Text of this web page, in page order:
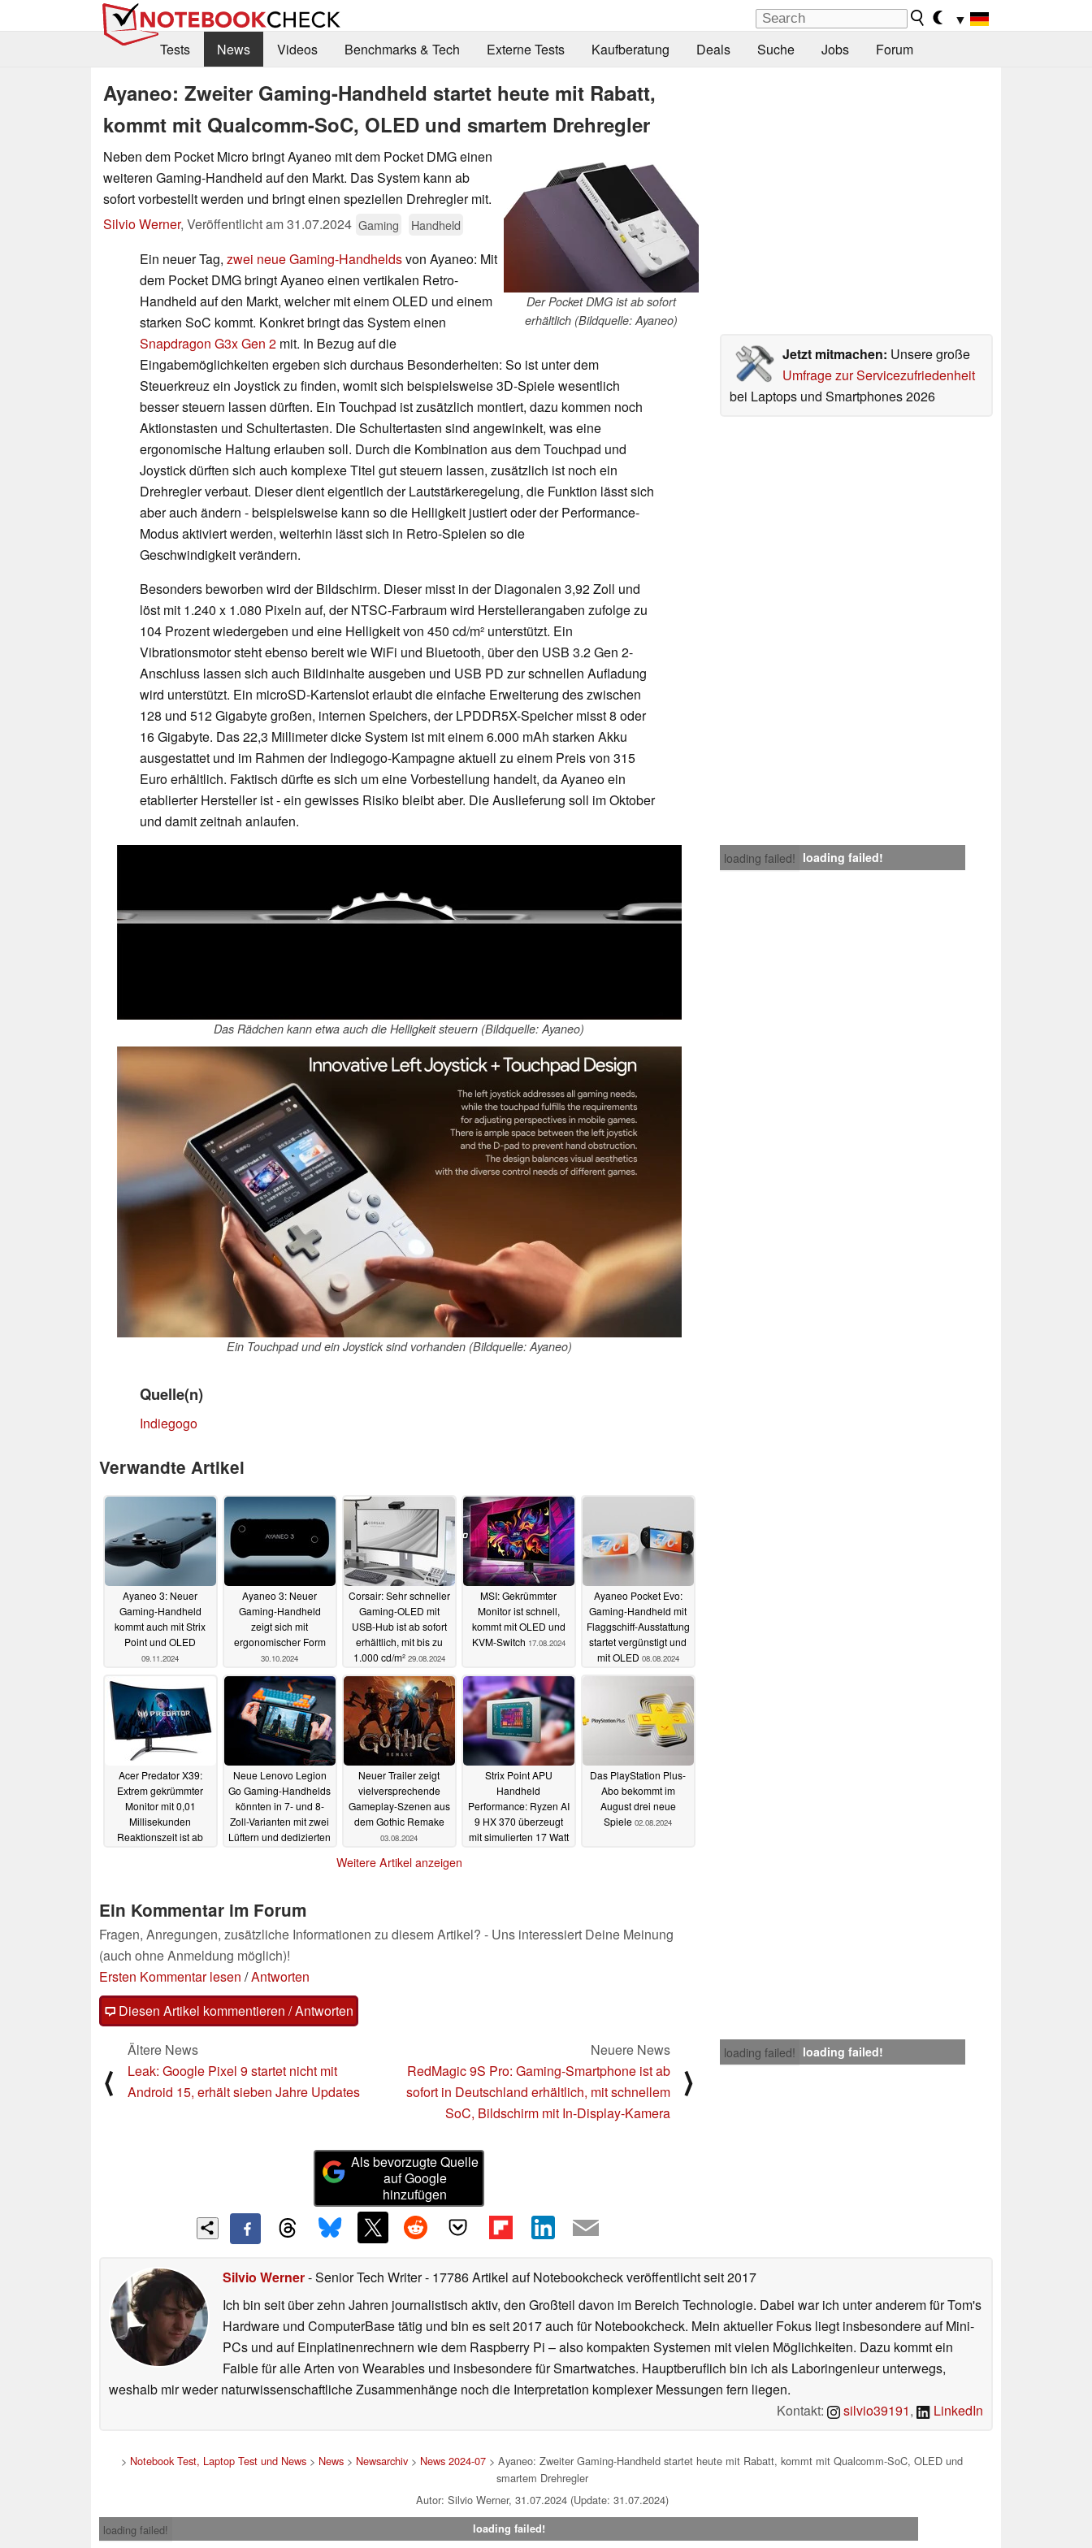
▼
Tests
News Videos Benchmarks & Tech Externe Tests Kaufberatung Deals Suche Jobs Forum
Ayaneo: Zweiter Gaming-Handheld startet heute mit Rabatt,
kommt mit Qualcomm-SoC, OLED und smartem Drehregler
Der Pocket DMG ist ab sofort
erhältlich (Bildquelle: Ayaneo)
Neben dem Pocket Micro bringt Ayaneo mit dem Pocket DMG einen
weiteren Gaming-Handheld auf den Markt. Das System kann ab
sofort vorbestellt werden und bringt einen speziellen Drehregler mit.
Silvio Werner, Veröffentlicht am31.07.2024 Gaming Handheld
Jetzt mitmachen: Unsere große
Umfrage zur Servicezufriedenheit
bei Laptops und Smartphones 2026
Ein neuer Tag, zwei neue Gaming-Handheldsvon Ayaneo: Mit
dem Pocket DMG bringt Ayaneo einen vertikalen Retro-
Handheld auf den Markt, welcher mit einem OLED und einem
starken SoC kommt. Konkret bringt das System einen
Snapdragon G3x Gen 2 mit. In Bezug auf die
Eingabemöglichkeiten ergeben sich durchaus Besonderheiten: So ist unter dem
Steuerkreuz ein Joystick zu finden, womit sich beispielsweise 3D-Spiele wesentlich
besser steuern lassen dürften. Ein Touchpad ist zusätzlich montiert, dazu kommen noch
Aktionstasten und Schultertasten. Die Schultertasten sind angewinkelt, was eine
ergonomische Haltung erlauben soll. Durch die Kombination aus dem Touchpad und
Joystick dürften sich auch komplexe Titel gut steuern lassen, zusätzlich ist noch ein
Drehregler verbaut. Dieser dient eigentlich der Lautstärkeregelung, die Funktion lässt sich
aber auch ändern - beispielsweise kann so die Helligkeit justiert oder der Performance-
Modus aktiviert werden, weiterhin lässt sich in Retro-Spielen so die
Geschwindigkeit verändern.
Besonders beworben wird der Bildschirm. Dieser misst in der Diagonalen 3,92 Zoll und
löst mit 1.240 x 1.080 Pixeln auf, der NTSC-Farbraum wird Herstellerangaben zufolge zu
104 Prozent wiedergeben und eine Helligkeit von 450 cd/m² unterstützt. Ein
Vibrationsmotor steht ebenso bereit wie WiFi und Bluetooth, über den USB 3.2 Gen 2-
Anschluss lassen sich auch Bildinhalte ausgeben und USB PD zur schnellen Aufladung
wird unterstützt. Ein microSD-Kartenslot erlaubt die einfache Erweiterung des zwischen
128 und 512 Gigabyte großen, internen Speichers, der LPDDR5X-Speicher misst 8 oder
16 Gigabyte. Das 22,3 Millimeter dicke System ist mit einem 6.000 mAh starken Akku
ausgestattet und im Rahmen der Indiegogo-Kampagne aktuell zu einem Preis von 315
Euro erhältlich. Faktisch dürfte es sich um eine Vorbestellung handelt, da Ayaneo ein
etablierter Hersteller ist - ein gewisses Risiko bleibt aber. Die Auslieferung soll im Oktober
und damit zeitnah anlaufen.
loading failed! loading failed!
Das Rädchen kann etwa auch die Helligkeit steuern (Bildquelle: Ayaneo)
Ein Touchpad und ein Joystick sind vorhanden (Bildquelle: Ayaneo)
Quelle(n)
Indiegogo
Verwandte Artikel
Ayaneo 3: Neuer
Gaming-Handheld
kommt auch mit Strix
Point und OLED
09.11.2024
Ayaneo 3: Neuer
Gaming-Handheld
zeigt sich mit
ergonomischer Form
30.10.2024
Corsair: Sehr schneller
Gaming-OLED mit
USB-Hub ist ab sofort
erhältlich, mit bis zu
1.000 cd/m² 29.08.2024
MSI: Gekrümmter
Monitor ist schnell,
kommt mit OLED und
KVM-Switch 17.08.2024
Ayaneo Pocket Evo:
Gaming-Handheld mit
Flaggschiff-Ausstattung
startet vergünstigt und
mit OLED 08.08.2024
Acer Predator X39:
Extrem gekrümmter
Monitor mit 0,01
Millisekunden
Reaktionszeit ist ab
Neue Lenovo Legion
Go Gaming-Handhelds
könnten in 7- und 8-
Zoll-Varianten mit zwei
Lüftern und dedizierten
Neuer Trailer zeigt
vielversprechende
Gameplay-Szenen aus
dem Gothic Remake
03.08.2024
Strix Point APU
Handheld
Performance: Ryzen AI
9 HX 370 überzeugt
mit simulierten 17 Watt
Das PlayStation Plus-
Abo bekommt im
August drei neue
Spiele 02.08.2024
Weitere Artikel anzeigen
Ein Kommentar im Forum
Fragen, Anregungen, zusätzliche Informationen zu diesem Artikel? - Uns interessiert Deine Meinung
(auch ohne Anmeldung möglich)!
Ersten Kommentar lesen /Antworten
Diesen Artikel kommentieren / Antworten
loading failed! loading failed!
⟨
Ältere News
Leak: Google Pixel 9 startet nicht mit
Android 15, erhält sieben Jahre Updates
Neuere News
RedMagic 9S Pro: Gaming-Smartphone ist ab
sofort in Deutschland erhältlich, mit schnellem
SoC, Bildschirm mit In-Display-Kamera
⟩
Als bevorzugte Quelle
auf Google
hinzufügen
Silvio Werner- Senior Tech Writer- 17786 Artikel auf Notebookcheck veröffentlichtseit 2017
Ich bin seit über zehn Jahren journalistisch aktiv, den Großteil davon im Bereich Technologie. Dabei war ich unter anderem für Tom's
Hardware und ComputerBase tätig und bin es seit 2017 auch für Notebookcheck. Mein aktueller Fokus liegt insbesondere auf Mini-
PCs und auf Einplatinenrechnern wie dem Raspberry Pi – also kompakten Systemen mit vielen Möglichkeiten. Dazu kommt ein
Faible für alle Arten von Wearables und insbesondere für Smartwatches. Hauptberuflich bin ich als Laboringenieur unterwegs,
weshalb mir weder naturwissenschaftliche Zusammenhänge noch die Interpretation komplexer Messungen fern liegen.
Kontakt:
silvio39191, LinkedIn
> Notebook Test, Laptop Test und News > News > Newsarchiv > News 2024-07 > Ayaneo: Zweiter Gaming-Handheld startet heute mit Rabatt, kommt mit Qualcomm-SoC, OLED und
smartem Drehregler
Autor: Silvio Werner, 31.07.2024 (Update: 31.07.2024)
loading failed!
loading failed!